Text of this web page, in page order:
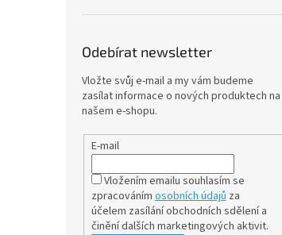
Odebírat newsletter
Vložte svůj e-mail a my vám budeme
zasílat informace o nových produktech na
našem e-shopu.
E-mail
Vložením emailu souhlasím se
zpracováním osobních údajů za
účelem zasílání obchodních sdělení a
činění dalších marketingových aktivit.